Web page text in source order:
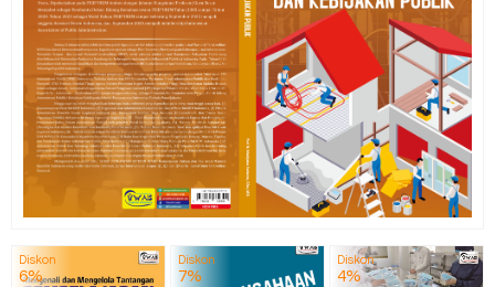
Diskon
6%
Diskon
7%
Diskon
4%